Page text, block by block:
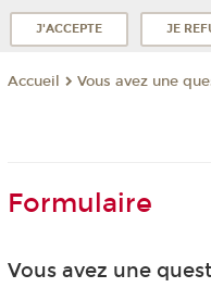
J'ACCEPTE JE
Accueil Vous avez une
Formulaire
Vous avez une